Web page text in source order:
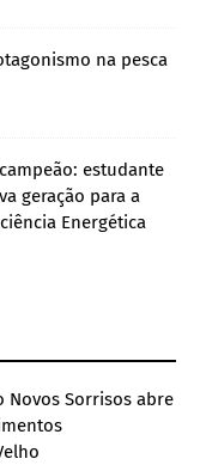
na pesca
estudante
geração para a
Energética
Novos Sorrisos abre